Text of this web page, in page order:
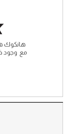
هانكوك
مع وجود